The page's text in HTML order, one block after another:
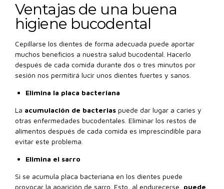
Ventajas de una buena
higiene bucodental
Cepillarse los dientes de forma adecuada puede aportar
muchos beneficios a nuestra salud bucodental. Hacerlo
después de cada comida durante dos o tres minutos por
sesión nos permitirá lucir unos dientes fuertes y sanos.
Elimina la placa bacteriana
La acumulación de bacterias puede dar lugar a caries y
otras enfermedades bucodentales. Eliminar los restos de
alimentos después de cada comida es imprescindible para
evitar este problema.
Elimina el sarro
Si se acumula placa bacteriana en los dientes puede
provocar la aparición de sarro. Esto, al endurecerse, puede